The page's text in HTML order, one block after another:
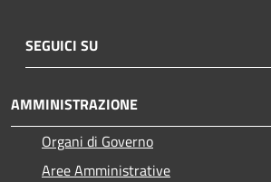
SEGUICI SU
AMMINISTRAZIONE
Organi di Governo
Aree Amministrative